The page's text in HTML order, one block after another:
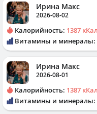
Ирина Макс
2026-08-02
Калорийность: 1387 кКал
Витамины и минералы:
Ирина Макс
2026-08-01
Калорийность: 1387 кКал
Витамины и минералы: